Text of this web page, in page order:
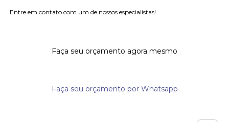
Entre em contato com um de nossos especialistas!
Faça seu orçamento agora mesmo
Faça seu orçamento por Whatsapp